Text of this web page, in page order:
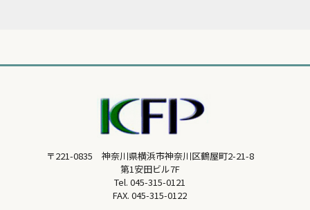
〒221-0835 神奈川県横浜市神奈川区鶴屋町2-21-8
第1安田ビル7F
Tel. 045-315-0121
FAX. 045-315-0122